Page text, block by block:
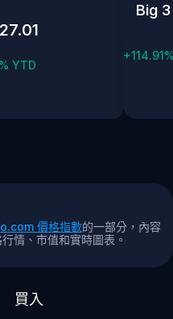
YTD
Big 3
價格指數的一部分，內容
情、市值和實時圖表。
買入